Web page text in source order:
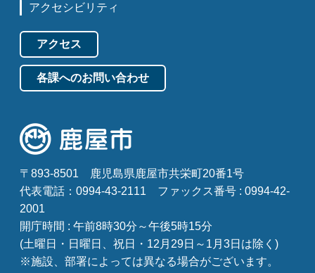
アクセシビリティ
アクセス
各課へのお問い合わせ
〒893-8501
鹿児島県鹿屋市共栄町20番1号
代表電話：0994-43-2111
ファックス番号 : 0994-42-
2001
開庁時間 : 午前8時30分～午後5時15分
(土曜日・日曜日、祝日・12月29日～1月3日は除く)
※施設、部署によっては異なる場合がございます。